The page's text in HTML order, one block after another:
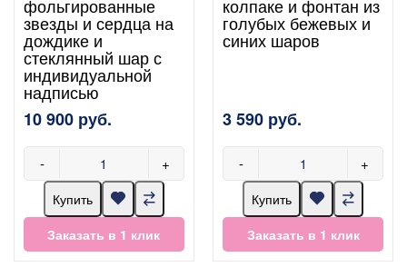
фольгированные
звезды и сердца на
дождике и
стеклянный шар с
индивидуальной
надписью
10 900 руб.
- +
Купить
Заказать в 1 клик
колпаке и фонтан из
голубых бежевых и
синих шаров
3 590 руб.
- +
Купить
Заказать в 1 клик